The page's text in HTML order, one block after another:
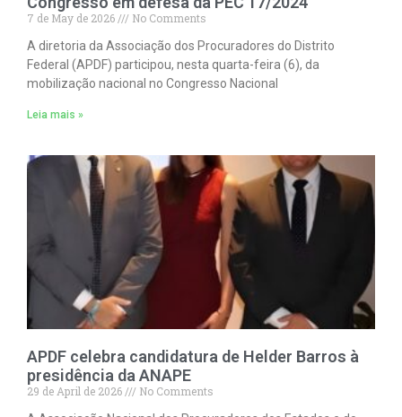
7 de May de 2026
No Comments
A diretoria da Associação dos Procuradores do Distrito
Federal (APDF) participou, nesta quarta-feira (6), da
mobilização nacional no Congresso Nacional
Leia mais »
APDF celebra candidatura de Helder Barros à
presidência da ANAPE
29 de April de 2026
No Comments